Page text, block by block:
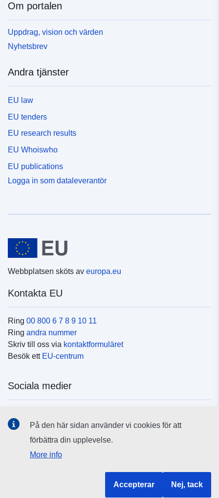
Om portalen
Uppdrag, vision och värden
Nyhetsbrev
Andra tjänster
EU law
EU tenders
EU research results
EU Whoiswho
EU publications
Logga in som dataleverantör
Webbplatsen sköts av europa.eu
Kontakta EU
Ring 00 800 6 7 8 9 10 11
Ring andra nummer
Skriv till oss via kontaktformuläret
Besök ett EU-centrum
Sociala medier
EU:s institutioner och organ
På den här sidan använder vi cookies för att
förbättra din upplevelse.
More info
Accepterar Nej, tack